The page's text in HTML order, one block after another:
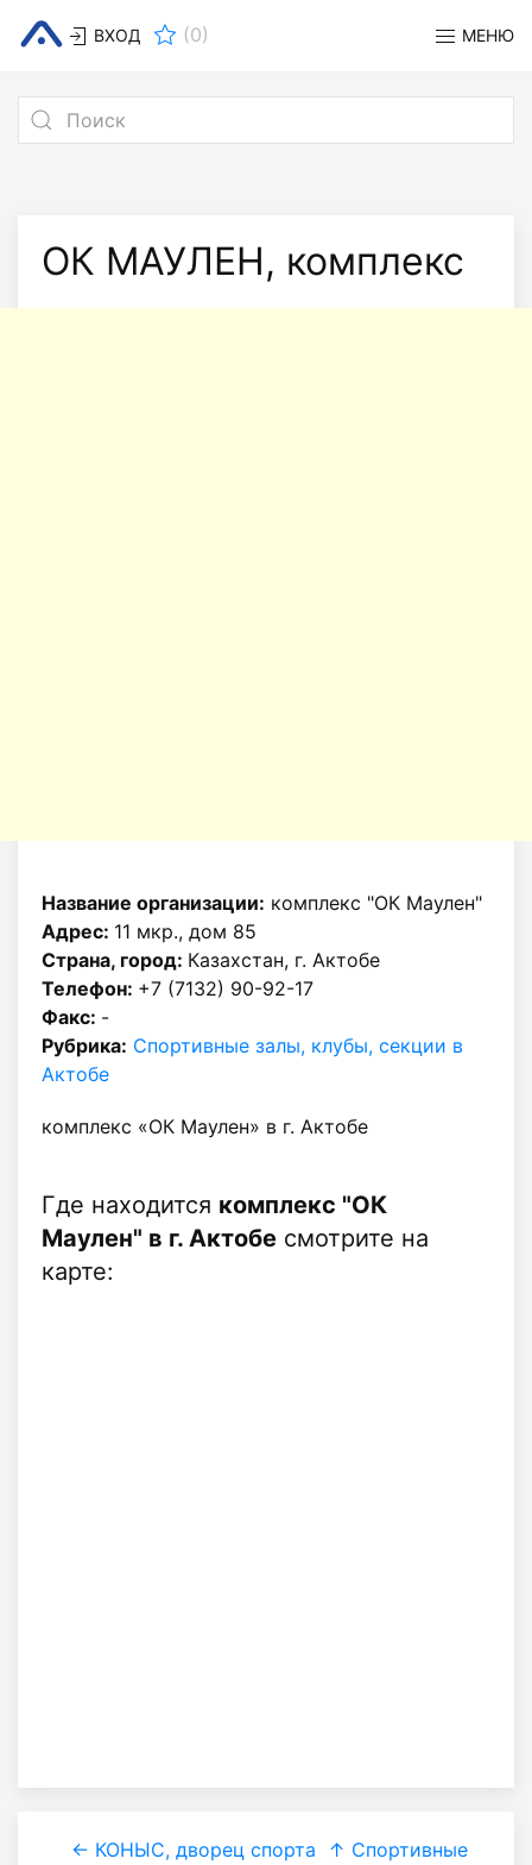
ВХОД (0) МЕНЮ
ОК МАУЛЕН, комплекс
Название организации: комплекс "ОК Маулен"
Адрес: 11 мкр., дом 85
Страна, город: Казахстан, г. Актобе
Телефон: +7 (7132) 90-92-17
Факс: -
Рубрика: Спортивные залы, клубы, секции в
Актобе
комплекс «ОК Маулен» в г. Актобе
Где находится комплекс "ОК
Маулен" в г. Актобе смотрите на
карте:
← КОНЫС, дворец спорта
↑ Спортивные